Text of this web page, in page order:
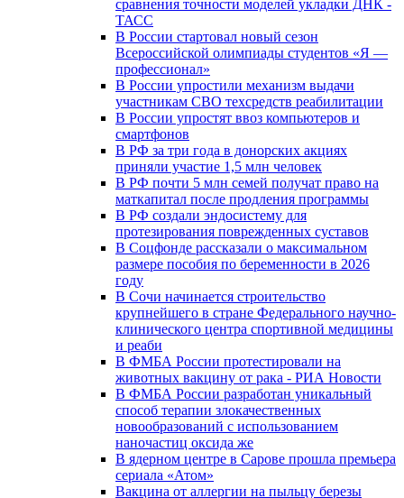
сравнения точности моделей укладки ДНК -
ТАСС
В России стартовал новый сезон
Всероссийской олимпиады студентов «Я —
профессионал»
В России упростили механизм выдачи
участникам СВО техсредств реабилитации
В России упростят ввоз компьютеров и
смартфонов
В РФ за три года в донорских акциях
приняли участие 1,5 млн человек
В РФ почти 5 млн семей получат право на
маткапитал после продления программы
В РФ создали эндосистему для
протезирования поврежденных суставов
В Соцфонде рассказали о максимальном
размере пособия по беременности в 2026
году
В Сочи начинается строительство
крупнейшего в стране Федерального научно-
клинического центра спортивной медицины
и реаби
В ФМБА России протестировали на
животных вакцину от рака - РИА Новости
В ФМБА России разработан уникальный
способ терапии злокачественных
новообразований с использованием
наночастиц оксида же
В ядерном центре в Сарове прошла премьера
сериала «Атом»
Вакцина от аллергии на пыльцу березы